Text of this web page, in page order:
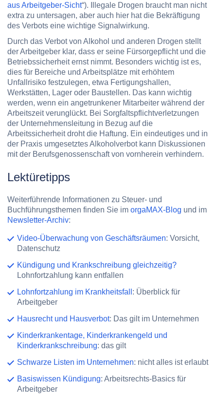
aus Arbeitgeber-Sicht“). Illegale Drogen braucht man nicht
extra zu untersagen, aber auch hier hat die Bekräftigung
des Verbots eine wichtige Signalwirkung.
Durch das Verbot von Alkohol und anderen Drogen stellt
der Arbeitgeber klar, dass er seine Fürsorgepflicht und die
Betriebssicherheit ernst nimmt. Besonders wichtig ist es,
dies für Bereiche und Arbeitsplätze mit erhöhtem
Unfallrisiko festzulegen, etwa Fertigungshallen,
Werkstätten, Lager oder Baustellen. Das kann wichtig
werden, wenn ein angetrunkener Mitarbeiter während der
Arbeitszeit verunglückt. Bei Sorgfaltspflichtverletzungen
der Unternehmensleitung in Bezug auf die
Arbeitssicherheit droht die Haftung. Ein eindeutiges und in
der Praxis umgesetztes Alkoholverbot kann Diskussionen
mit der Berufsgenossenschaft von vornherein verhindern.
Lektüretipps
Weiterführende Informationen zu Steuer- und
Buchführungsthemen finden Sie im orgaMAX-Blog und im
Newsletter-Archiv:
Video-Überwachung von Geschäftsräumen: Vorsicht,
Datenschutz
Kündigung und Krankschreibung gleichzeitig?
Lohnfortzahlung kann entfallen
Lohnfortzahlung im Krankheitsfall : Überblick für
Arbeitgeber
Hausrecht und Hausverbot: Das gilt im Unternehmen
Kinderkrankentage, Kinderkrankengeld und
Kinderkrankschreibung: das gilt
Schwarze Listen im Unternehmen: nicht alles ist erlaubt
Basiswissen Kündigung: Arbeitsrechts-Basics für
Arbeitgeber